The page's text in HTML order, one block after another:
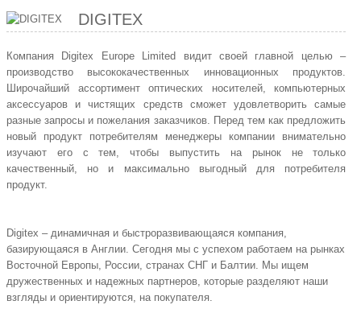
DIGITEX
Компания Digitex Europe Limited видит своей главной целью –
производство высококачественных инновационных продуктов.
Широчайший ассортимент оптических носителей, компьютерных
аксессуаров и чистящих средств сможет удовлетворить самые
разные запросы и пожелания заказчиков. Перед тем как предложить
новый продукт потребителям менеджеры компании внимательно
изучают его с тем, чтобы выпустить на рынок не только
качественный, но и максимально выгодный для потребителя
продукт.
Digitex – динамичная и быстроразвивающаяся компания,
базирующаяся в Англии. Сегодня мы с успехом работаем на рынках
Восточной Европы, России, странах СНГ и Балтии. Мы ищем
дружественных и надежных партнеров, которые разделяют наши
взгляды и ориентируются, на покупателя.